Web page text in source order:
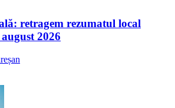
retragem rezumatul local
2026